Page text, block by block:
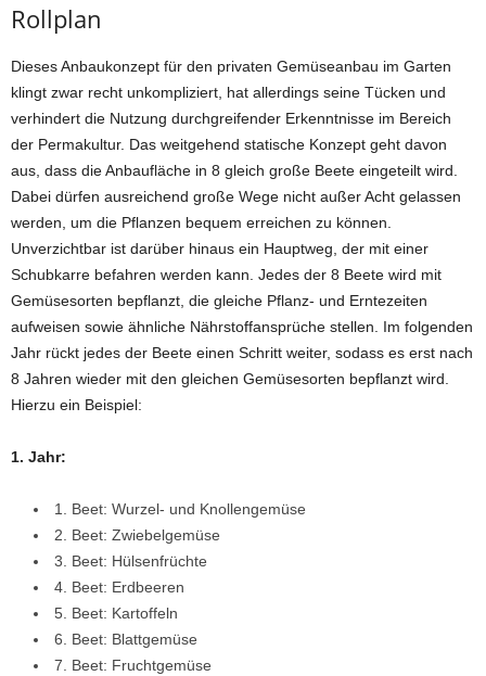
Rollplan
Dieses Anbaukonzept für den privaten Gemüseanbau im Garten
klingt zwar recht unkompliziert, hat allerdings seine Tücken und
verhindert die Nutzung durchgreifender Erkenntnisse im Bereich
der Permakultur. Das weitgehend statische Konzept geht davon
aus, dass die Anbaufläche in 8 gleich große Beete eingeteilt wird.
Dabei dürfen ausreichend große Wege nicht außer Acht gelassen
werden, um die Pflanzen bequem erreichen zu können.
Unverzichtbar ist darüber hinaus ein Hauptweg, der mit einer
Schubkarre befahren werden kann. Jedes der 8 Beete wird mit
Gemüsesorten bepflanzt, die gleiche Pflanz- und Erntezeiten
aufweisen sowie ähnliche Nährstoffansprüche stellen. Im folgenden
Jahr rückt jedes der Beete einen Schritt weiter, sodass es erst nach
8 Jahren wieder mit den gleichen Gemüsesorten bepflanzt wird.
Hierzu ein Beispiel:
1. Jahr:
1. Beet: Wurzel- und Knollengemüse
2. Beet: Zwiebelgemüse
3. Beet: Hülsenfrüchte
4. Beet: Erdbeeren
5. Beet: Kartoffeln
6. Beet: Blattgemüse
7. Beet: Fruchtgemüse